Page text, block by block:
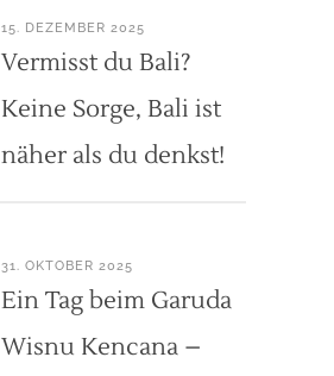
15. DEZEMBER 2025
Vermisst du Bali?
Keine Sorge, Bali ist
näher als du denkst!
31. OKTOBER 2025
Ein Tag beim Garuda
Wisnu Kencana –